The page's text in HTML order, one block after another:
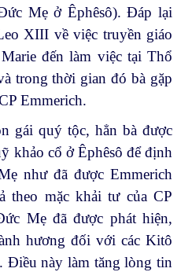
Mẹ ở Êphêsô). Đáp lại
XIII về việc truyền giáo
đến làm việc tại Thổ
trong thời gian đó bà gặp
Emmerich.
gái quý tộc, hẳn bà được
khảo cổ ở Êphêsô để định
như đã được Emmerich
theo mặc khải tư của CP
Mẹ đã được phát hiện,
hương đối với các Kitô
Điều này làm tăng lòng tin